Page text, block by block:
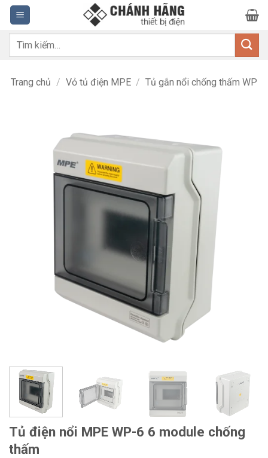
Bỏ
qua
nội
dung
Tìm
Trang chủ / Vỏ tủ điện MPE / Tủ gắn nổi chống thấm WP
Tủ điện nổi MPE WP-6 6 module chống
thấm